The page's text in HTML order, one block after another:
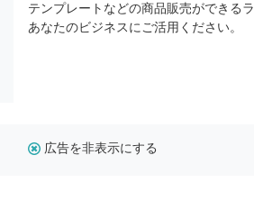
テンプレートなどの商品販売ができる
あなたのビジネスにご活用ください。
広告を非表示にする